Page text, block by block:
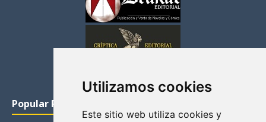
Utilizamos cookies
Este sitio web utiliza cookies y
Popular Posts